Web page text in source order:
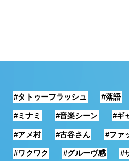
#タトゥーフラッシュ #落語
#ミナミ #音楽シーン #ギ
#アメ村 #古谷さん #ファ
#ワクワク #グルーヴ感 #